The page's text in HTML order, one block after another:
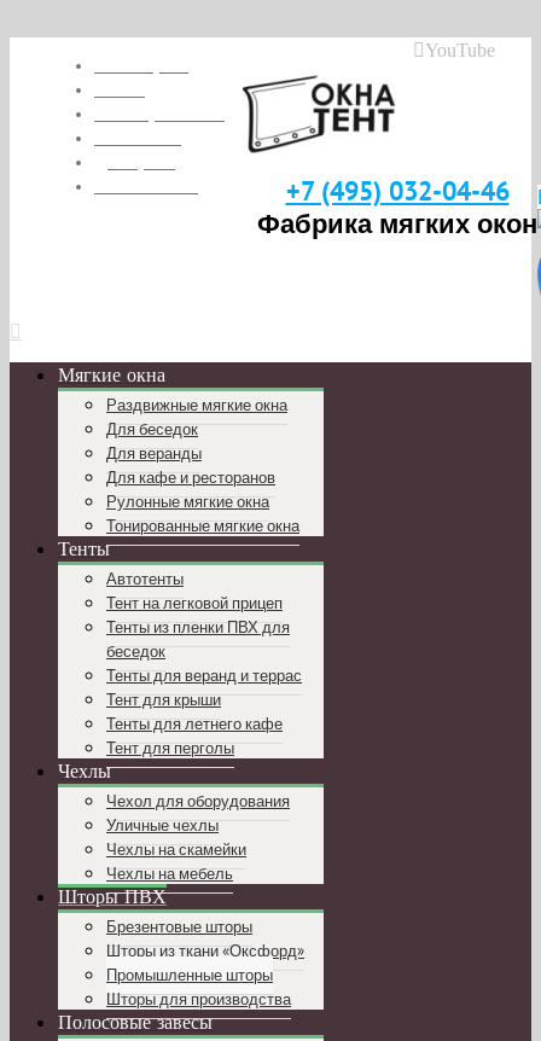
YouTube
+7 (495) 032-04-46
Фабрика мягких окон
Мягкие окна
Раздвижные мягкие окна
Для беседок
Для веранды
Для кафе и ресторанов
Рулонные мягкие окна
Тонированные мягкие окна
Тенты
Автотенты
Тент на легковой прицеп
Тенты из пленки ПВХ для
беседок
Тенты для веранд и террас
Тент для крыши
Тенты для летнего кафе
Тент для перголы
Чехлы
Чехол для оборудования
Уличные чехлы
Чехлы на скамейки
Чехлы на мебель
Шторы ПВХ
Брезентовые шторы
Шторы из ткани «Оксфорд»
Промышленные шторы
Шторы для производства
Полосовые завесы